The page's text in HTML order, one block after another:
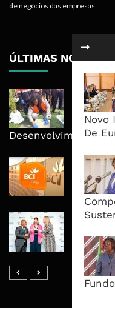
Novo
De
de negócios das empresas.
ÚLTIMAS NOTÍCIAS
MPDC
Desenvolvimento
BCI
Recua
RAIZ